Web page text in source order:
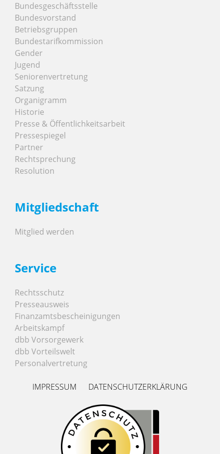
Bundesgeschäftsstelle
Bundesvorstand
Betriebsgruppen
Bundestarifkommission
Gender
Jugend
Seniorenvertretung
Satzung
Organigramm
Historie
Presse & Öffentlichkeitsarbeit
Pressespiegel
Partner
Rechtsprechung
Resolution
Mitgliedschaft
Mitglied werden
Service
Rechtsschutz
Presseausweis
Finanzamtsbescheinigungen
Arbeitskampf
dbb Vorsorgewerk
dbb Vorteilswelt
Personalvertretung
IMPRESSUM DATENSCHUTZERKLÄRUNG